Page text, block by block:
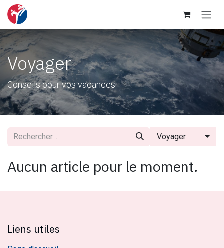
Se rendre au contenu
Voyager
Conseils pour vos vacances
Voyager
Aucun article pour le moment.
Liens utiles